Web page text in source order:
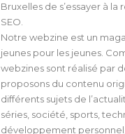
Bruxelles de s’essayer à
SEO.
Notre webzine est un
jeunes pour les jeunes.
webzines sont réalisé par
proposons du contenu
différents sujets de
séries, société, sports,
développement personnel,